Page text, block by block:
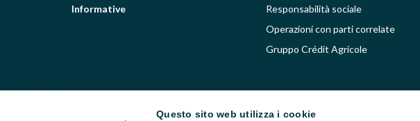
Questo sito web utilizza i cookie
Informative
Responsabilità sociale
Operazioni con parti correlate
Gruppo Crédit Agricole